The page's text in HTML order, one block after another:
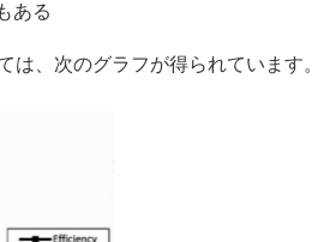
ある
、次のグラフが得られています。